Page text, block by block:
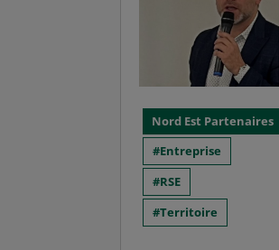
Nord Est Partenaires
Entreprise
RSE
Territoire